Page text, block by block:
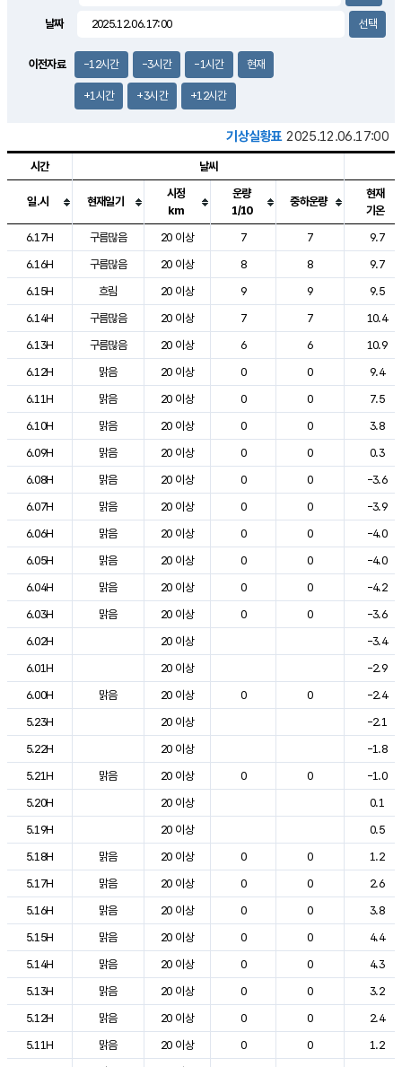
1.6m/s
날짜
이전자료 -12시간 -3시간 -1시간 현재
+1시간 +3시간 +12시간
기상실황표 2025.12.06.17:00
도시별 기상실황표로 지점, 날씨, 기온, 강수, 바람, 기압등을 안내한 표입
시간 날씨
일.시 현재일기
시정
km
운량
1/10
중하운량
현재
기온
6.17H
구름많음 20 이상 7 7
9.7
6.16H
구름많음 20 이상 8 8
9.7
6.15H
흐림 20 이상 9 9
9.5
6.14H
구름많음 20 이상 7 7
10.4
6.13H
구름많음 20 이상 6 6
10.9
6.12H
맑음 20 이상 0 0
9.4
6.11H
맑음 20 이상 0 0
7.5
6.10H
맑음 20 이상 0 0
3.8
6.09H
맑음 20 이상 0 0
0.3
6.08H
맑음 20 이상 0 0
-3.6
6.07H
맑음 20 이상 0 0
-3.9
6.06H
맑음 20 이상 0 0
-4.0
6.05H
맑음 20 이상 0 0
-4.0
6.04H
맑음 20 이상 0 0
-4.2
6.03H
맑음 20 이상 0 0
-3.6
6.02H
20 이상
-3.4
6.01H
20 이상
-2.9
6.00H
맑음 20 이상 0 0
-2.4
5.23H
20 이상
-2.1
5.22H
20 이상
-1.8
5.21H
맑음 20 이상 0 0
-1.0
5.20H
20 이상
0.1
5.19H
20 이상
0.5
5.18H
맑음 20 이상 0 0
1.2
5.17H
맑음 20 이상 0 0
2.6
5.16H
맑음 20 이상 0 0
3.8
5.15H
맑음 20 이상 0 0
4.4
5.14H
맑음 20 이상 0 0
4.3
5.13H
맑음 20 이상 0 0
3.2
5.12H
맑음 20 이상 0 0
2.4
5.11H
맑음 20 이상 0 0
1.2